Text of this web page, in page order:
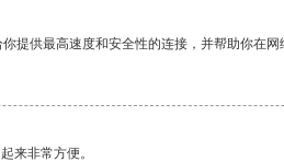
提供最高速度和安全性的连接，并帮助你在网
来非常方便。